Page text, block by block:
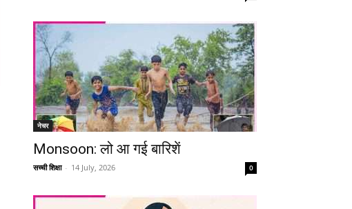
नेचर
Monsoon: लो आ गई बारिशें
सच्ची शिक्षा - 14 July, 2026 0